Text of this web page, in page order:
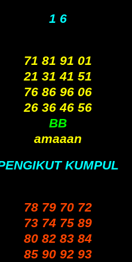
1 6
71 81 91 01
21 31 41 51
76 86 96 06
26 36 46 56
BB
amaaan
KUMPUL
78 79 70 72
73 74 75 89
80 82 83 84
85 90 92 93